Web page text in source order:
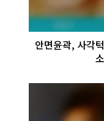
안면윤곽, 사각